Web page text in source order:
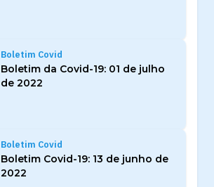
Boletim Covid
Boletim da Covid-19: 01 de julho
de 2022
Boletim Covid
Boletim Covid-19: 13 de junho de
2022